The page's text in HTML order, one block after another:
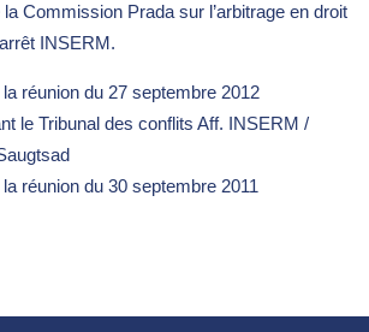
Commission Prada sur l’arbitrage en droit
INSERM.
réunion du 27 septembre 2012
le Tribunal des conflits Aff. INSERM /
réunion du 30 septembre 2011